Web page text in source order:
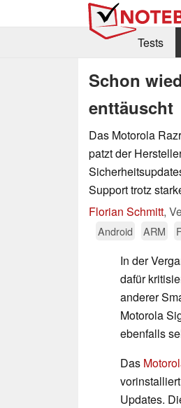
Tests
Schon
enttäuscht
Das Motorola
patzt der
Support trotz
Florian Schmitt,
Android
ARM
In der
dafür
anderer
Motorola
ebenfalls
Das
Updates.